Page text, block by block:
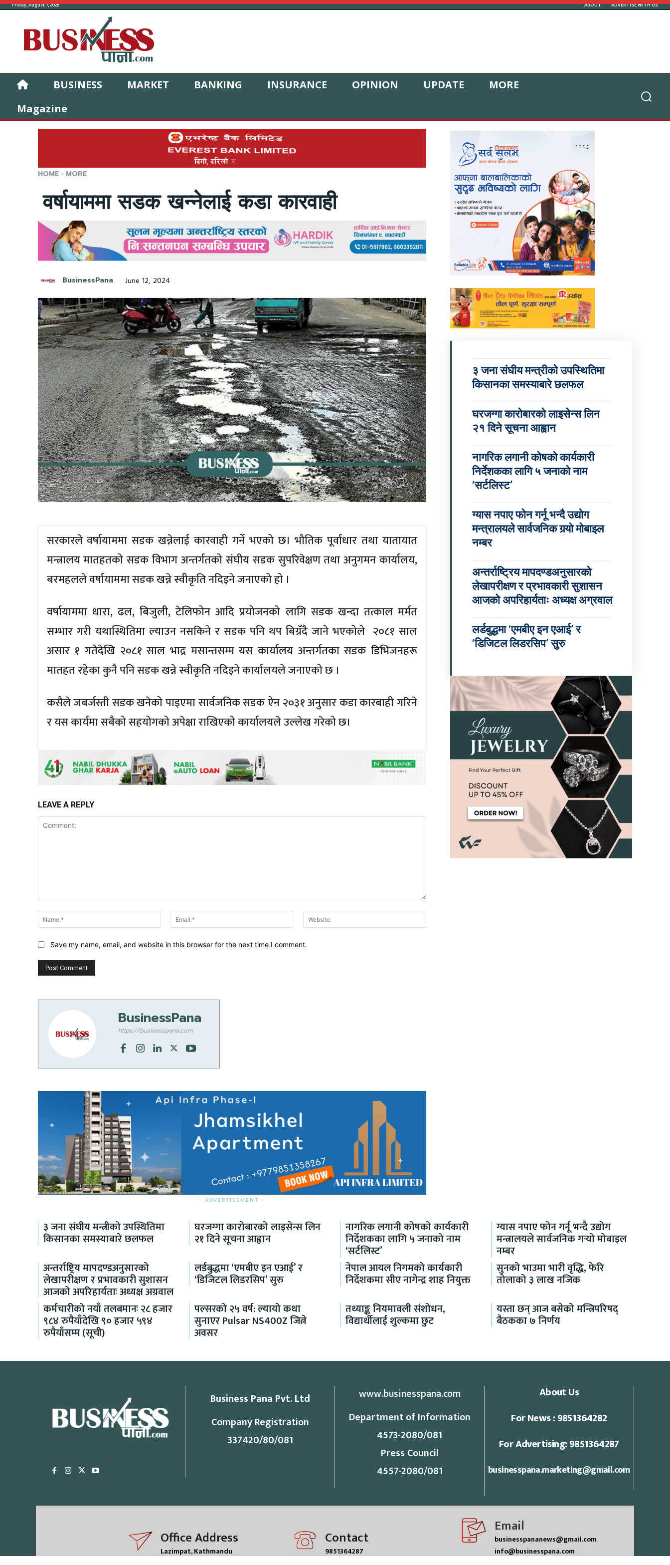
Friday, August 7, 2026 ABOUT ADVERTISE WITH US
BUSINESS MARKET BANKING INSURANCE OPINION UPDATE
MORE
Magazine
HOME MORE
वर्षायाममा सडक खन्नेलाई कडा कारवाही
BusinessPana June 12, 2024
सरकारले वर्षायाममा सडक खन्नेलाई कारवाही गर्ने भएको छ। भौतिक पूर्वाधार तथा यातायात
मन्त्रालय मातहतको सडक विभाग अन्तर्गतको संघीय सडक सुपरिवेक्षण तथा अनुगमन कार्यालय,
बरमहलले वर्षायाममा सडक खन्ने स्वीकृति नदिइने जनाएको हो ।
वर्षायाममा धारा, ढल, बिजुली, टेलिफोन आदि प्रयोजनको लागि सडक खन्दा तत्काल मर्मत
सम्भार गरी यथास्थितिमा ल्याउन नसकिने र सडक पनि थप बिग्रँदै जाने भएकोले २०८१ साल
असार १ गतेदेखि २०८१ साल भाद्र मसान्तसम्म यस कार्यालय अन्तर्गतका सडक डिभिजनहरू
मातहत रहेका कुनै पनि सडक खन्ने स्वीकृति नदिइने कार्यालयले जनाएको छ ।
कसैले जबर्जस्ती सडक खनेको पाइएमा सार्वजनिक सडक ऐन २०३१ अनुसार कडा कारबाही गरिने
र यस कार्यमा सबैको सहयोगको अपेक्षा राखिएको कार्यालयले उल्लेख गरेको छ।
LEAVE A REPLY
Name:*
Email:*
Save my name, email, and website in this browser for the next time I comment.
BusinessPana
https://businesspana.com
- ADVERTISEMENT -
३ जना संघीय मन्त्रीको उपस्थितिमा
किसानका समस्याबारे छलफल
घरजग्गा कारोबारको लाइसेन्स लिन
२१ दिने सूचना आह्वान
नागरिक लगानी कोषको कार्यकारी
निर्देशकका लागि ५ जनाको नाम
‘सर्टलिस्ट’
ग्यास नपाए फोन गर्नू भन्दै उद्योग
मन्त्रालयले सार्वजनिक गर्‍यो मोबाइल
नम्बर
अन्तर्राष्ट्रिय मापदण्डअनुसारको
लेखापरीक्षण र प्रभावकारी सुशासन
आजको अपरिहार्यताः अध्यक्ष अग्रवाल
लर्डबुद्धमा ‘एमबीए इन एआई’ र
‘डिजिटल लिडरसिप’ सुरु
३ जना संघीय मन्त्रीको उपस्थितिमा
किसानका समस्याबारे छलफल
घरजग्गा कारोबारको लाइसेन्स लिन
२१ दिने सूचना आह्वान
नागरिक लगानी कोषको कार्यकारी
निर्देशकका लागि ५ जनाको नाम
‘सर्टलिस्ट’
ग्यास नपाए फोन गर्नू भन्दै उद्योग
मन्त्रालयले सार्वजनिक गर्‍यो मोबाइल
नम्बर
अन्तर्राष्ट्रिय मापदण्डअनुसारको
लेखापरीक्षण र प्रभावकारी सुशासन
आजको अपरिहार्यताः अध्यक्ष अग्रवाल
लर्डबुद्धमा ‘एमबीए इन एआई’ र
‘डिजिटल लिडरसिप’ सुरु
नेपाल आयल निगमको कार्यकारी
निर्देशकमा सीए नागेन्द्र शाह नियुक्त
सुनको भाउमा भारी वृद्धि, फेरि
तोलाको ३ लाख नजिक
कर्मचारीको नयाँ तलबमानः २८ हजार
९८४ रुपैयाँदेखि ९० हजार ५९४
रुपैयाँसम्म (सूची)
पल्सरको २५ वर्ष: ल्यायो कथा
सुनाएर Pulsar NS400Z जित्ने
अवसर
तथ्याङ्क नियमावली संशोधन,
विद्यार्थीलाई शुल्कमा छुट
यस्ता छन् आज बसेको मन्त्रिपरिषद्
बैठकका ७ निर्णय
Business Pana Pvt. Ltd
Company Registration
337420/80/081
www.businesspana.com
Department of Information
4573-2080/081
Press Council
4557-2080/081
About Us
For News : 9851364282
For Advertising: 9851364287
businesspana.marketing@gmail.com
Office Address
Lazimpat, Kathmandu
Contact
9851364287
Email
businesspananews@gmail.com
info@businesspana.com